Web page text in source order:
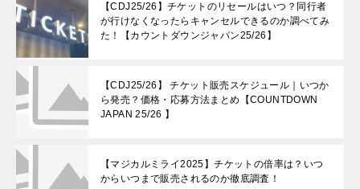
【CDJ25/26】チケットのリセールはいつ？同行者
が行けなくなったらキャンセルできるのか調べてみ
た！【カウントダウンジャパン25/26】
【CDJ25/26】 チケット販売スケジュール｜いつか
ら発売？価格・応募方法まとめ【COUNTDOWN
JAPAN 25/26 】
【マジカルミライ2025】チケットの倍率は？いつ
からいつまで販売されるのか徹底調査！